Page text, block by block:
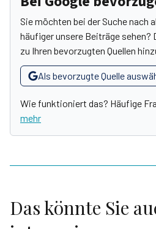
Sie möchten bei der Suche nach
häufiger unsere Beiträge sehen?
zu Ihren bevorzugten Quellen
Als bevorzugte Quelle
Wie funktioniert das? Häufige
mehr
Das könnte Sie